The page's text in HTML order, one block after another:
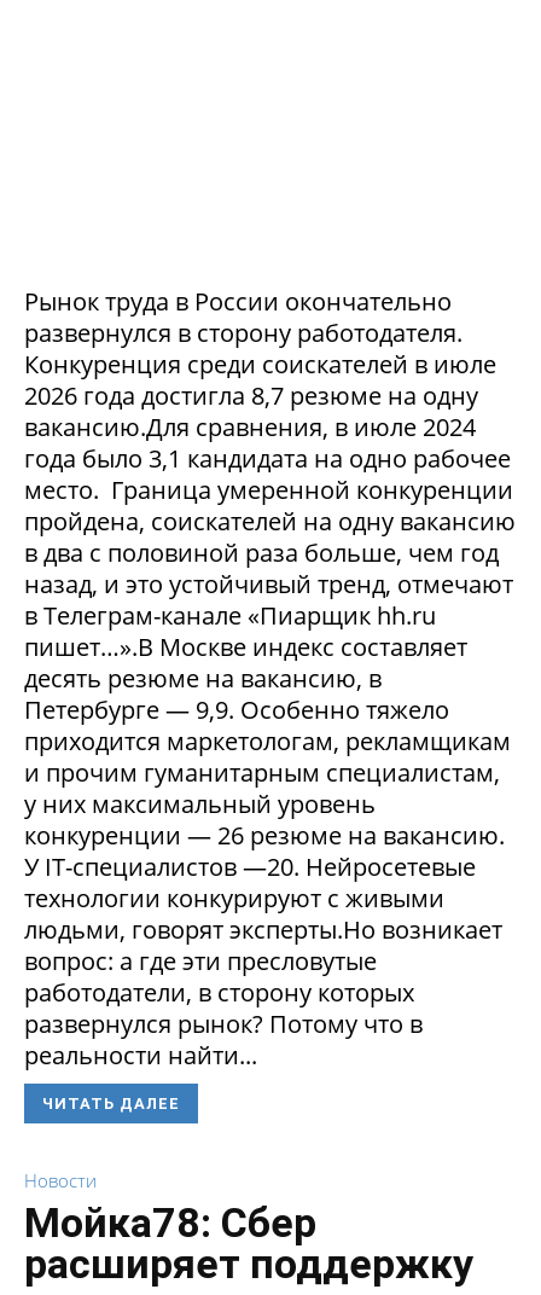
Рынок труда в России окончательно
развернулся в сторону работодателя.
Конкуренция среди соискателей в июле
2026 года достигла 8,7 резюме на одну
вакансию.Для сравнения, в июле 2024
года было 3,1 кандидата на одно рабочее
место. Граница умеренной конкуренции
пройдена, соискателей на одну вакансию
в два с половиной раза больше, чем год
назад, и это устойчивый тренд, отмечают
в Телеграм-канале «Пиарщик hh.ru
пишет…».В Москве индекс составляет
десять резюме на вакансию, в
Петербурге — 9,9. Особенно тяжело
приходится маркетологам, рекламщикам
и прочим гуманитарным специалистам,
у них максимальный уровень
конкуренции — 26 резюме на вакансию.
У IT-специалистов —20. Нейросетевые
технологии конкурируют с живыми
людьми, говорят эксперты.Но возникает
вопрос: а где эти пресловутые
работодатели, в сторону которых
развернулся рынок? Потому что в
реальности найти...
ЧИТАТЬ ДАЛЕЕ
Новости
Мойка78: Сбер
расширяет поддержку